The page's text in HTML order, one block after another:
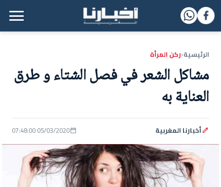
القائمة الرئيسية
الرئيسية‹ركن المرأة
مشاكل الشعر في فصل الشتاء و طرق
العناية به
أخبارنا المغربية 05/03/2020 07:48:00